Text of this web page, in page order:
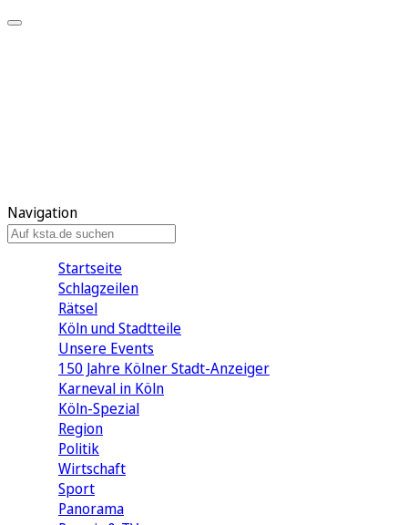
Navigation
Startseite
Schlagzeilen
Rätsel
Köln und Stadtteile
Unsere Events
150 Jahre Kölner Stadt-Anzeiger
Karneval in Köln
Köln-Spezial
Region
Politik
Wirtschaft
Sport
Panorama